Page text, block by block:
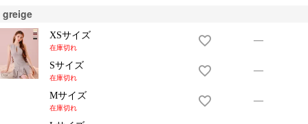
greige
XSサイズ
在庫切れ
—
Sサイズ
在庫切れ
—
Mサイズ
在庫切れ
—